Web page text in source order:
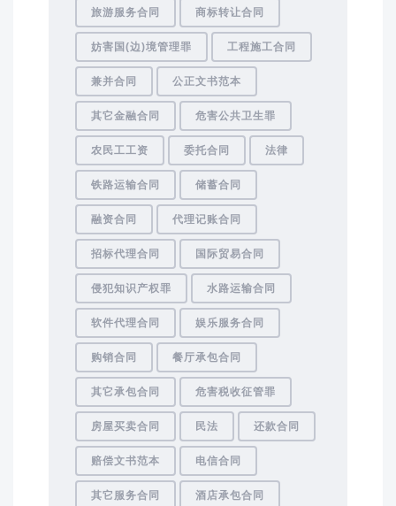
旅游服务合同 商标转让合同
妨害国(边)境管理罪 工程施工合同
兼并合同 公正文书范本
其它金融合同 危害公共卫生罪
农民工工资 委托合同 法律
铁路运输合同 储蓄合同
融资合同 代理记账合同
招标代理合同 国际贸易合同
侵犯知识产权罪 水路运输合同
软件代理合同 娱乐服务合同
购销合同 餐厅承包合同
其它承包合同 危害税收征管罪
房屋买卖合同 民法 还款合同
赔偿文书范本 电信合同
其它服务合同 酒店承包合同